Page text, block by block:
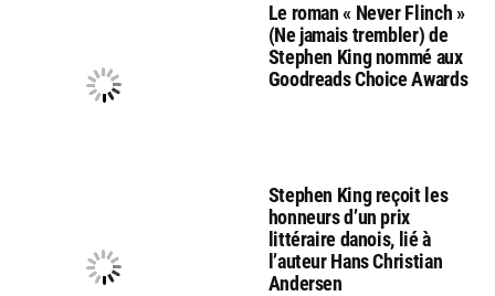
Le roman « Never Flinch »
(Ne jamais trembler) de
Stephen King nommé aux
Goodreads Choice Awards
Stephen King reçoit les
honneurs d’un prix
littéraire danois, lié à
l’auteur Hans Christian
Andersen